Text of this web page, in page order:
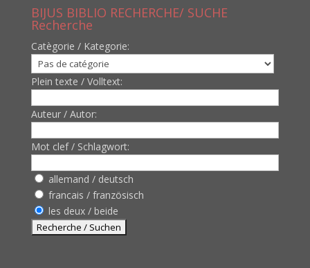
BIJUS BIBLIO RECHERCHE/ SUCHE
Recherche
Catègorie / Kategorie:
Plein texte / Volltext:
Auteur / Autor:
Mot clef / Schlagwort:
allemand / deutsch
francais / französisch
les deux / beide